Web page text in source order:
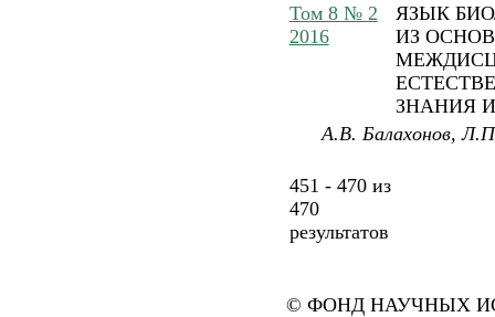
Том 8 № 2
2016
ЯЗЫК
ИЗ ОСНОВ
ЗНАНИЯ
А.В. Балахонов,
451 - 470 из
470
результатов
© ФОНД НАУЧНЫХ